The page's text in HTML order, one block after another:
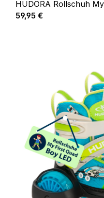
HUDORA Rollschuh
Regulärer Preis:
59,95 €